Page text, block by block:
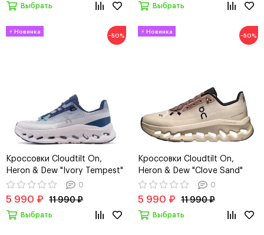
Выбрать Выбрать
−50%
Кроссовки Cloudtilt On,
Heron & Dew "Ivory Tempest"
0
5 990 ₽ 11 990 ₽
Выбрать
−50%
Кроссовки Cloudtilt On,
Heron & Dew "Clove Sand"
0
5 990 ₽ 11 990 ₽
Выбрать